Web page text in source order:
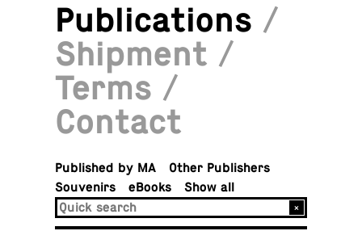
Publications /
Shipment /
Terms /
Contact
Pub­lished by MA
Other Publishers
Sou­venirs
eBooks Show all